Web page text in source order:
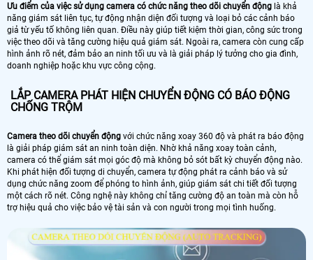
Ưu điểm của việc sử dụng camera có chức năng theo dõi chuyển động là khả
năng giám sát liên tục, tự động nhận diện đối tượng và loại bỏ các cảnh báo
giả từ yếu tố không liên quan. Điều này giúp tiết kiệm thời gian, công sức trong
việc theo dõi và tăng cường hiệu quả giám sát. Ngoài ra, camera còn cung cấp
hình ảnh rõ nét, đảm bảo an ninh tối ưu và là giải pháp lý tưởng cho gia đình,
doanh nghiệp hoặc khu vực công cộng.
LẮP CAMERA PHÁT HIỆN CHUYỂN ĐỘNG CÓ BÁO ĐỘNG
CHỐNG TRỘM
Camera theo dõi chuyển động với chức năng xoay 360 độ và phát ra báo động
là giải pháp giám sát an ninh toàn diện. Nhờ khả năng xoay toàn cảnh,
camera có thể giám sát mọi góc độ mà không bỏ sót bất kỳ chuyển động nào.
Khi phát hiện đối tượng di chuyển, camera tự động phát ra cảnh báo và sử
dụng chức năng zoom để phóng to hình ảnh, giúp giám sát chi tiết đối tượng
một cách rõ nét. Công nghệ này không chỉ tăng cường độ an toàn mà còn hỗ
trợ hiệu quả cho việc bảo vệ tài sản và con người trong mọi tình huống.